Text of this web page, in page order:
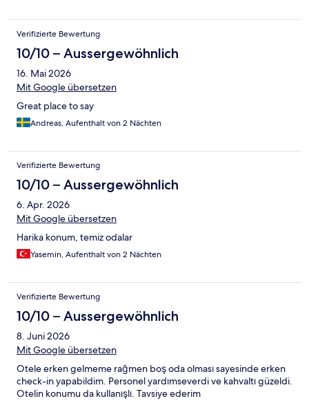
Verifizierte Bewertung
10/10 – Aussergewöhnlich
16. Mai 2026
Mit Google übersetzen
Great place to say
Andreas, Aufenthalt von 2 Nächten
Verifizierte Bewertung
10/10 – Aussergewöhnlich
6. Apr. 2026
Mit Google übersetzen
Harika konum, temiz odalar
Yasemin, Aufenthalt von 2 Nächten
Verifizierte Bewertung
10/10 – Aussergewöhnlich
8. Juni 2026
Mit Google übersetzen
Otele erken gelmeme rağmen boş oda olması sayesinde erken
check-in yapabildim. Personel yardımseverdi ve kahvaltı güzeldi.
Otelin konumu da kullanışlı. Tavsiye ederim